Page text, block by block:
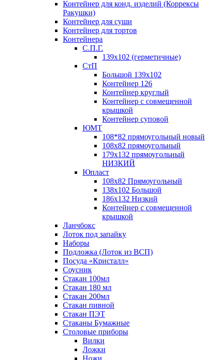
Контейнер для конд. изделий (Коррексы
Ракушки)
Контейнер для суши
Контейнер для тортов
Контейнера
С.П.Г.
139х102 (герметичные)
СтП
Большой 139х102
Контейнер 126
Контейнер круглый
Контейнер с совмещенной
крышкой
Контейнер суповой
ЮМТ
108*82 прямоугольный новый
108х82 прямоугольный
179х132 прямоугольный
НИЗКИЙ
Юпласт
108х82 Прямоугольный
138х102 Большой
186х132 Низкий
Контейнер с совмещенной
крышкой
Ланчбокс
Лоток под запайку
Наборы
Подложка (Лоток из ВСП)
Посуда «Кристалл»
Соусник
Стакан 100мл
Стакан 180 мл
Стакан 200мл
Стакан пивной
Стакан ПЭТ
Стаканы Бумажные
Столовые приборы
Вилки
Ложки
Ножи